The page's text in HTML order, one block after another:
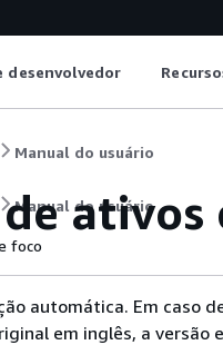
desenvolvedor
Manual do usuário
Manual do usuário
ativos
foco
automática. Em caso
em inglês, a versão